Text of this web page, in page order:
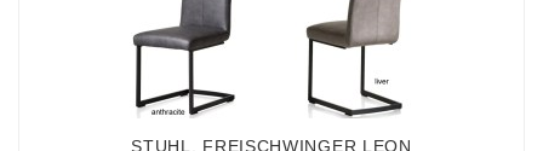
STUHL, FREISCHWINGER LEON